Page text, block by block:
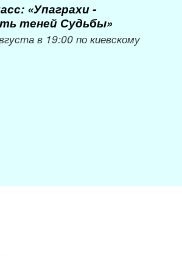
«Упаграхи -
теней Судьбы»
в 19:00 по киевскому